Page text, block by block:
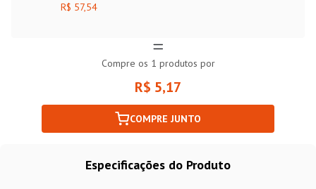
R$ 57,54
Compre os 1 produtos por
R$ 5,17
COMPRE JUNTO
Especificações do Produto